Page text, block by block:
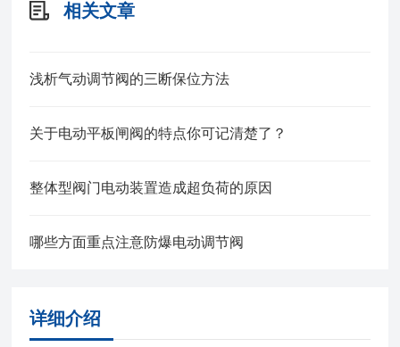
相关文章
浅析气动调节阀的三断保位方法
关于电动平板闸阀的特点你可记清楚了？
整体型阀门电动装置造成超负荷的原因
哪些方面重点注意防爆电动调节阀
详细介绍